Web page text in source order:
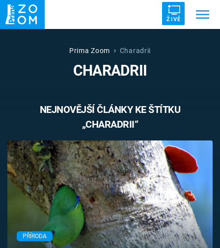
ŽIVĚ
UFO DRUHÁ SVĚTOVÁ VÁLKA
VETŘELCI DÁVNOVĚKU
Témata
Pořady
TV Program
Časopis
Prima Zoom Charadrii
CHARADRII
NEJNOVĚJŠÍ ČLÁNKY KE ŠTÍTKU
„CHARADRII“
PŘÍRODA